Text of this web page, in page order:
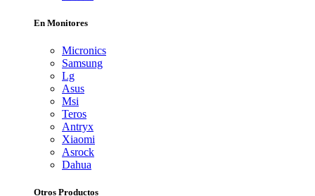
En Monitores
Micronics
Samsung
Lg
Asus
Msi
Teros
Antryx
Xiaomi
Asrock
Dahua
Otros Productos